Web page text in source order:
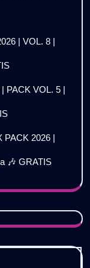
| VOL. 8 |
PACK VOL. 5 |
2026 |
🎶 GRATIS